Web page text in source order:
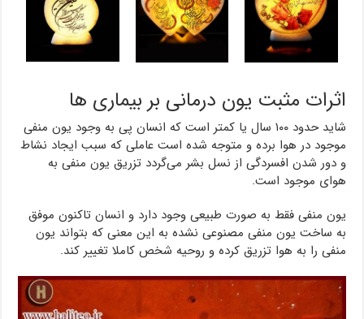
اثرات مثبت یون درمانی بر بیماری ها
شاید حدود ۱۰۰ سال یا کمتر است که انسان پی به وجود یون منفی
موجود در هوا برده و متوجه شده است عاملی که سبب ایجاد نشاط
و دور شدن افسردگی از نسل بشر می‌گردد تزریق یون منفی به
هوای موجود است.
یون منفی فقط به صورت طبیعی وجود دارد و انسان تاکنون موفق
به ساخت یون منفی مصنوعی نشده به این معنی که بتواند یون
منفی را به هوا تزریق کرده و روحیه شخص کاملا تغییر کند.